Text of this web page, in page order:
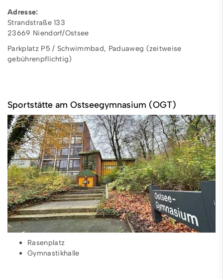
Adresse:
Strandstraße 133
23669 Niendorf/Ostsee
Parkplatz P5 / Schwimmbad, Paduaweg (zeitweise
gebührenpflichtig)
Sportstätte am Ostseegymnasium (OGT)
Rasenplatz
Gymnastikhalle